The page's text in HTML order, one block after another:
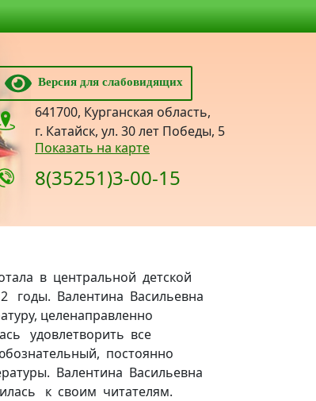
Версия для слабовидящих
641700, Курганская область,
г. Катайск, ул. 30 лет Победы, 5
Показать на карте
8(35251)3-00-15
в центральной детской
годы. Валентина Васильевна
целенаправленно
удовлетворить все
постоянно
Валентина Васильевна
к своим читателям.